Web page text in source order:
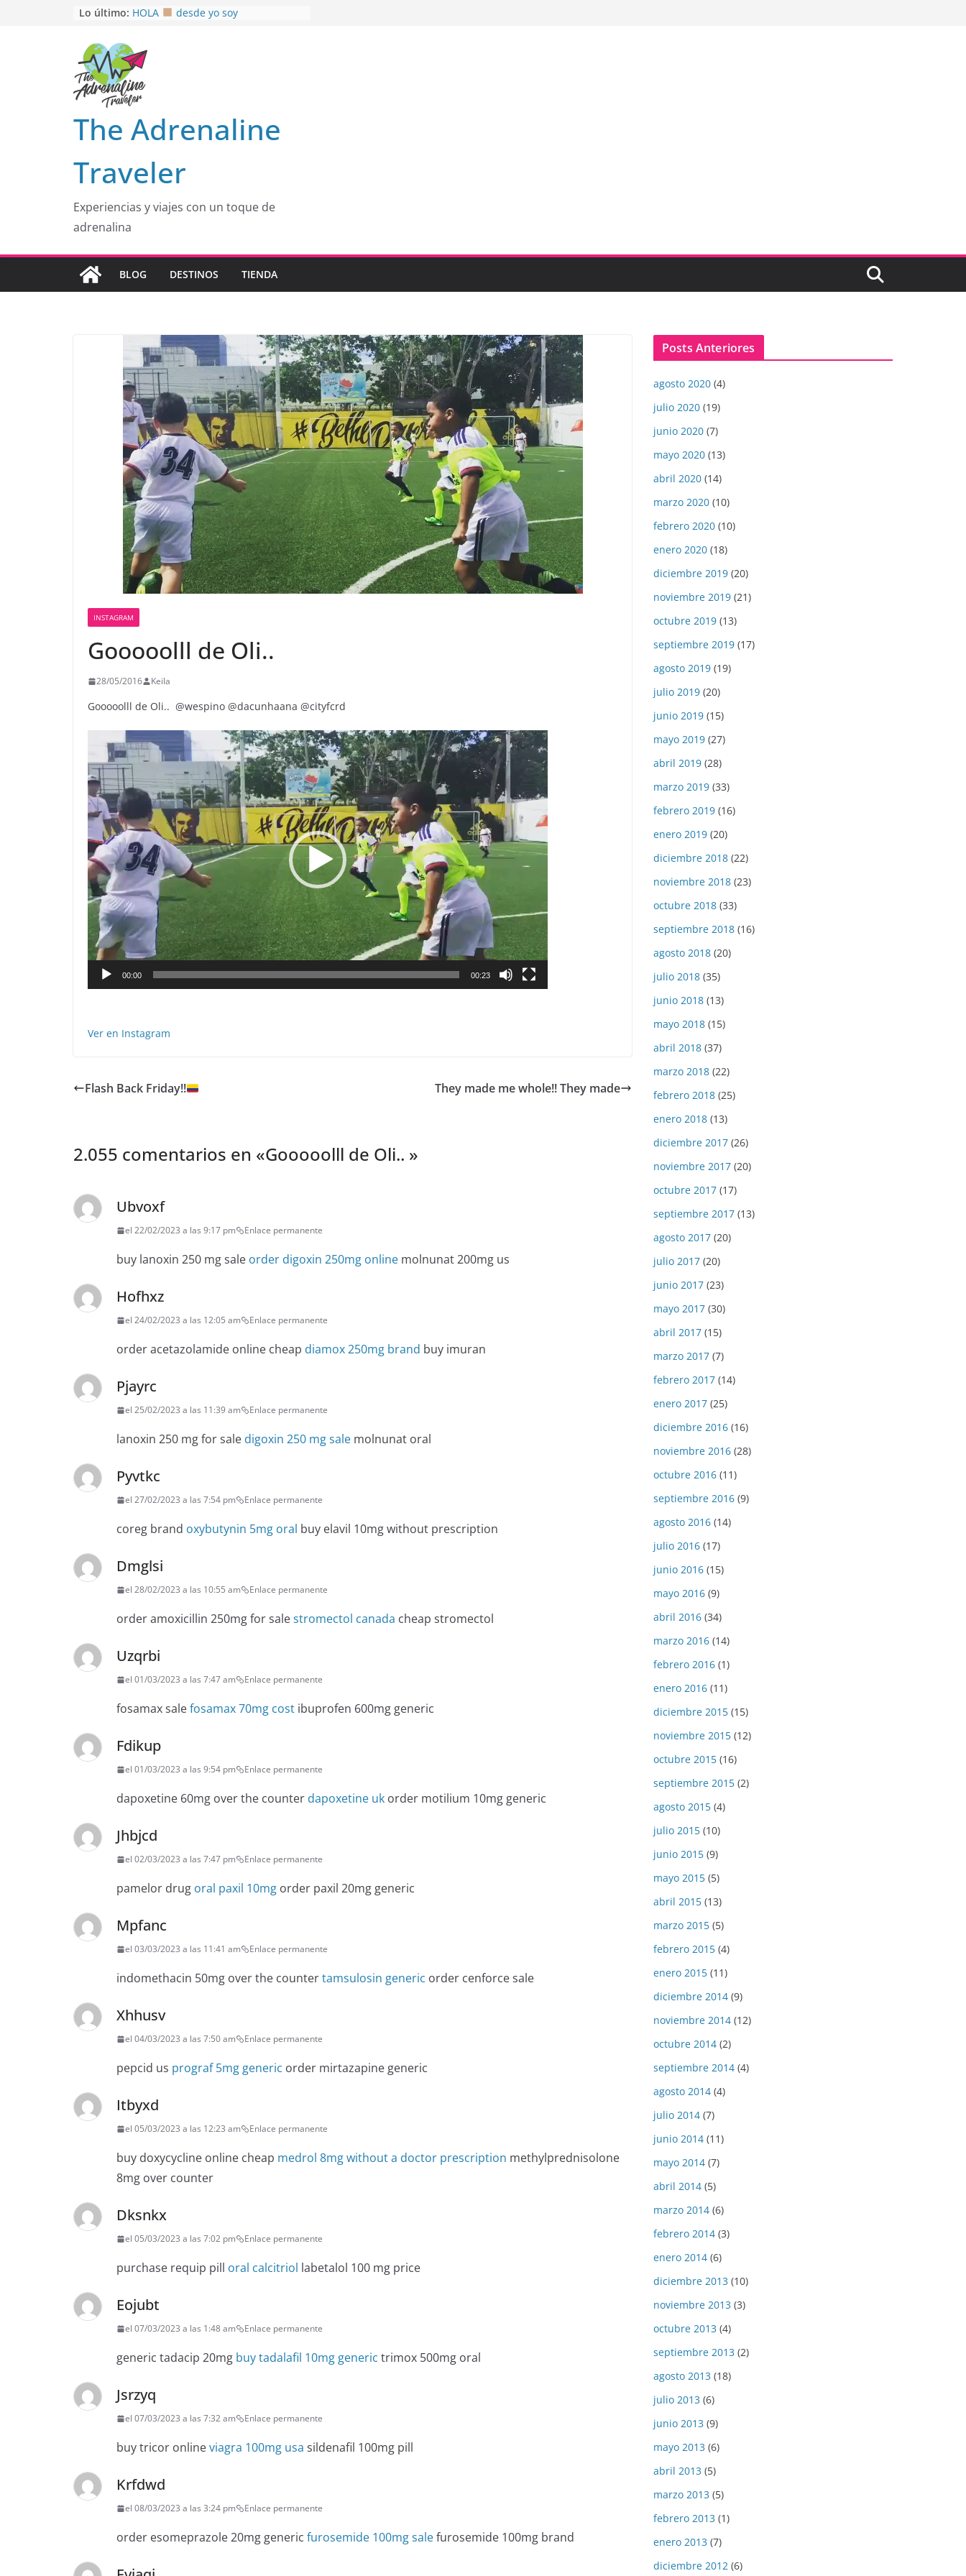
Lo último: HOLA
desde yo soy
EL SENDERO DEL CACAO: Excelente
opción
HOSPEDAJE AL NATURALSHH !!
En
MULITO!
The Adrenaline
Traveler
Experiencias y viajes con un toque de
adrenalina
BLOG DESTINOS TIENDA
INSTAGRAM
Gooooolll️️ de Oli.. ️️️
28/05/2016 Keila
Gooooolll️️ de Oli.. ️️️ @wespino @dacunhaana @cityfcrd
Reproductor
de
vídeo
00:00 00:23
Ver en Instagram
Flash Back Friday!! They made me whole!! They made
2.055 comentarios en «Gooooolll️️ de Oli.. ️️️ »
Ubvoxf
el 22/02/2023 a las 9:17 pm Enlace permanente
buy lanoxin 250 mg sale order digoxin 250mg online molnunat 200mg us
Hofhxz
el 24/02/2023 a las 12:05 am Enlace permanente
order acetazolamide online cheap diamox 250mg brand buy imuran
Pjayrc
el 25/02/2023 a las 11:39 am Enlace permanente
lanoxin 250 mg for sale digoxin 250 mg sale molnunat oral
Pyvtkc
el 27/02/2023 a las 7:54 pm Enlace permanente
coreg brand oxybutynin 5mg oral buy elavil 10mg without prescription
Dmglsi
el 28/02/2023 a las 10:55 am Enlace permanente
order amoxicillin 250mg for salestromectol canada cheap stromectol
Uzqrbi
el 01/03/2023 a las 7:47 am Enlace permanente
fosamax salefosamax 70mg cost ibuprofen 600mg generic
Fdikup
el 01/03/2023 a las 9:54 pm Enlace permanente
dapoxetine 60mg over the counter dapoxetine uk order motilium 10mg generic
Jhbjcd
el 02/03/2023 a las 7:47 pm Enlace permanente
pamelor drug oral paxil 10mg order paxil 20mg generic
Mpfanc
el 03/03/2023 a las 11:41 am Enlace permanente
indomethacin 50mg over the countertamsulosin generic order cenforce sale
Xhhusv
el 04/03/2023 a las 7:50 am Enlace permanente
pepcid us prograf 5mg generic order mirtazapine generic
Itbyxd
el 05/03/2023 a las 12:23 am Enlace permanente
buy doxycycline online cheap medrol 8mg without a doctor prescription methylprednisolone
8mg over counter
Dksnkx
el 05/03/2023 a las 7:02 pm Enlace permanente
purchase requip pill oral calcitriol labetalol 100 mg price
Eojubt
el 07/03/2023 a las 1:48 am Enlace permanente
generic tadacip 20mg buy tadalafil 10mg generic trimox 500mg oral
Jsrzyq
el 07/03/2023 a las 7:32 am Enlace permanente
buy tricor onlineviagra 100mg usa sildenafil 100mg pill
Krfdwd
el 08/03/2023 a las 3:24 pm Enlace permanente
order esomeprazole 20mg generic furosemide 100mg salefurosemide 100mg brand
Posts Anteriores
agosto 2020 (4)
julio 2020 (19)
junio 2020 (7)
mayo 2020 (13)
abril 2020 (14)
marzo 2020 (10)
febrero 2020 (10)
enero 2020 (18)
diciembre 2019 (20)
noviembre 2019 (21)
octubre 2019 (13)
septiembre 2019 (17)
agosto 2019 (19)
julio 2019 (20)
junio 2019 (15)
mayo 2019 (27)
abril 2019 (28)
marzo 2019 (33)
febrero 2019 (16)
enero 2019 (20)
diciembre 2018 (22)
noviembre 2018 (23)
octubre 2018 (33)
septiembre 2018 (16)
agosto 2018 (20)
julio 2018 (35)
junio 2018 (13)
mayo 2018 (15)
abril 2018 (37)
marzo 2018 (22)
febrero 2018 (25)
enero 2018 (13)
diciembre 2017 (26)
noviembre 2017 (20)
octubre 2017 (17)
septiembre 2017 (13)
agosto 2017 (20)
julio 2017 (20)
junio 2017 (23)
mayo 2017 (30)
abril 2017 (15)
marzo 2017 (7)
febrero 2017 (14)
enero 2017 (25)
diciembre 2016 (16)
noviembre 2016 (28)
octubre 2016 (11)
septiembre 2016 (9)
agosto 2016 (14)
julio 2016 (17)
junio 2016 (15)
mayo 2016 (9)
abril 2016 (34)
marzo 2016 (14)
febrero 2016 (1)
enero 2016 (11)
diciembre 2015 (15)
noviembre 2015 (12)
octubre 2015 (16)
septiembre 2015 (2)
agosto 2015 (4)
julio 2015 (10)
junio 2015 (9)
mayo 2015 (5)
abril 2015 (13)
marzo 2015 (5)
febrero 2015 (4)
enero 2015 (11)
diciembre 2014 (9)
noviembre 2014 (12)
octubre 2014 (2)
septiembre 2014 (4)
agosto 2014 (4)
julio 2014 (7)
junio 2014 (11)
mayo 2014 (7)
abril 2014 (5)
marzo 2014 (6)
febrero 2014 (3)
enero 2014 (6)
diciembre 2013 (10)
noviembre 2013 (3)
octubre 2013 (4)
septiembre 2013 (2)
agosto 2013 (18)
julio 2013 (6)
junio 2013 (9)
mayo 2013 (6)
abril 2013 (5)
marzo 2013 (5)
febrero 2013 (1)
enero 2013 (7)
diciembre 2012 (6)